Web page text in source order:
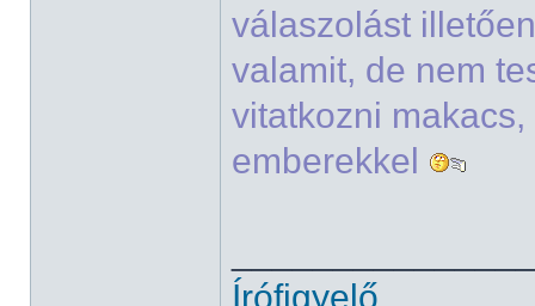
válaszolást
valamit, de nem
vitatkozni
emberekkel
Írófigyelő